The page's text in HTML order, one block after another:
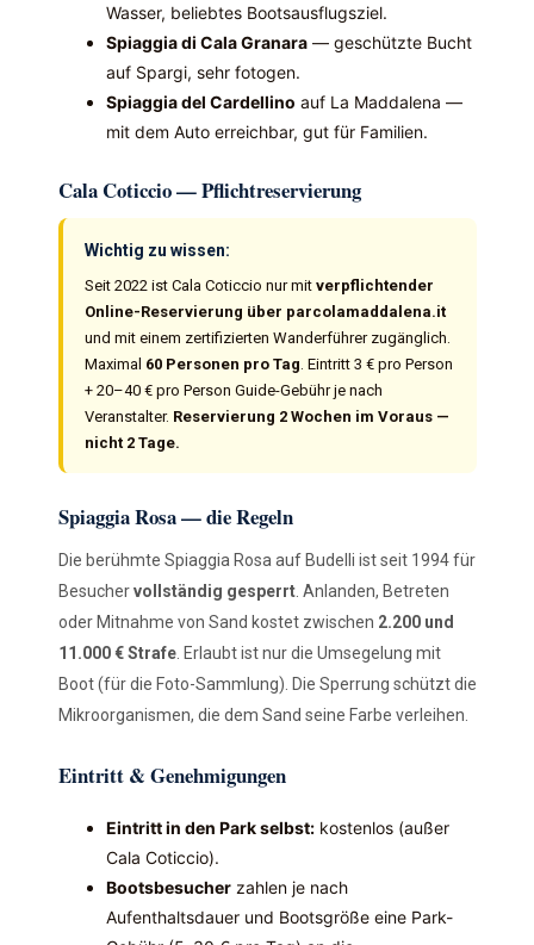
Wasser, beliebtes Bootsausflugsziel.
Spiaggia di Cala Granara— geschützte Bucht
auf Spargi, sehr fotogen.
Spiaggia del Cardellino auf La Maddalena —
mit dem Auto erreichbar, gut für Familien.
Cala Coticcio — Pflichtreservierung
Wichtig zu wissen:
Seit 2022 ist Cala Coticcio nur mit verpflichtender
Online-Reservierung über parcolamaddalena.it
und mit einem zertifizierten Wanderführer zugänglich.
Maximal 60 Personen pro Tag . Eintritt 3 € pro Person
+ 20–40 € pro Person Guide-Gebühr je nach
Veranstalter. Reservierung 2 Wochen im Voraus —
nicht 2 Tage.
Spiaggia Rosa — die Regeln
Die berühmte Spiaggia Rosa auf Budelli ist seit 1994 für
Besuchervollständig gesperrt. Anlanden, Betreten
oder Mitnahme von Sand kostet zwischen 2.200 und
11.000 € Strafe. Erlaubt ist nur die Umsegelung mit
Boot (für die Foto-Sammlung). Die Sperrung schützt die
Mikroorganismen, die dem Sand seine Farbe verleihen.
Eintritt & Genehmigungen
Eintritt in den Park selbst:kostenlos (außer
Cala Coticcio).
Bootsbesucherzahlen je nach
Aufenthaltsdauer und Bootsgröße eine Park-